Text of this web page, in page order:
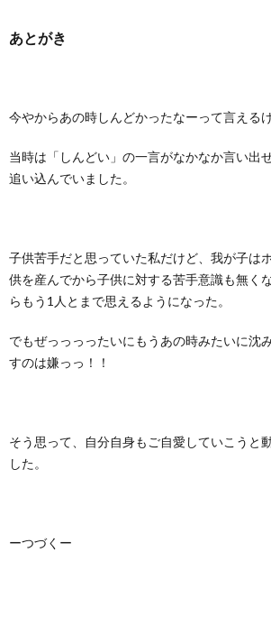
あとがき
今やからあの時しんどかったなーって言える
当時は「しんどい」の一言がなかなか言い出
追い込んでいました。
子供苦手だと思っていた私だけど、我が子は
供を産んでから子供に対する苦手意識も無く
らもう1人とまで思えるようになった。
でもぜっっっったいにもうあの時みたいに沈
すのは嫌っっ！！
そう思って、自分自身もご自愛していこうと
した。
ーつづくー